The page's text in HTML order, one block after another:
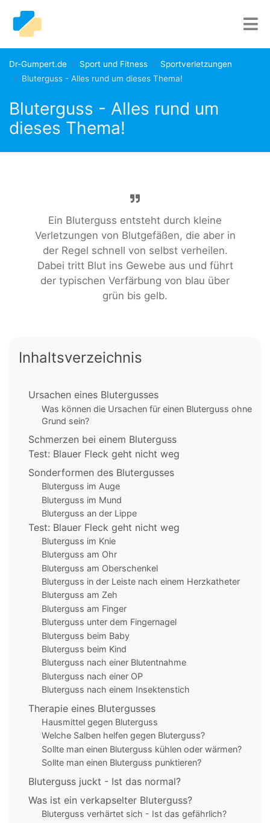
Dr-Gumpert.de Sport und Fitness
Sportverletzungen
Bluterguss - Alles rund um dieses Thema!
Bluterguss - Alles rund um
dieses Thema!
Ein Bluterguss entsteht durch kleine
Verletzungen von Blutgefäßen, die aber in
der Regel schnell von selbst verheilen.
Dabei tritt Blut ins Gewebe aus und führt
der typischen Verfärbung von blau über
grün bis gelb.
Inhaltsverzeichnis
Ursachen eines Blutergusses
Was können die Ursachen für einen Bluterguss ohne
Grund sein?
Schmerzen bei einem Bluterguss
Test: Blauer Fleck geht nicht weg
Sonderformen des Blutergusses
Bluterguss im Auge
Bluterguss im Mund
Bluterguss an der Lippe
Test: Blauer Fleck geht nicht weg
Bluterguss im Knie
Bluterguss am Ohr
Bluterguss am Oberschenkel
Bluterguss in der Leiste nach einem Herzkatheter
Bluterguss am Zeh
Bluterguss am Finger
Bluterguss unter dem Fingernagel
Bluterguss beim Baby
Bluterguss beim Kind
Bluterguss nach einer Blutentnahme
Bluterguss nach einer OP
Bluterguss nach einem Insektenstich
Therapie eines Blutergusses
Hausmittel gegen Bluterguss
Welche Salben helfen gegen Bluterguss?
Sollte man einen Bluterguss kühlen oder wärmen?
Sollte man einen Bluterguss punktieren?
Bluterguss juckt - Ist das normal?
Was ist ein verkapselter Bluterguss?
Bluterguss verhärtet sich - Ist das gefährlich?